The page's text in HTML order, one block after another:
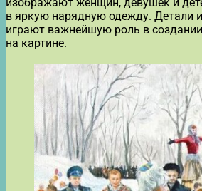
в яркую нарядную одежду. Детали
играют важнейшую роль в
на картине.